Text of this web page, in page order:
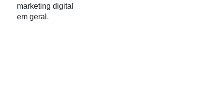
marketing digital
em geral.